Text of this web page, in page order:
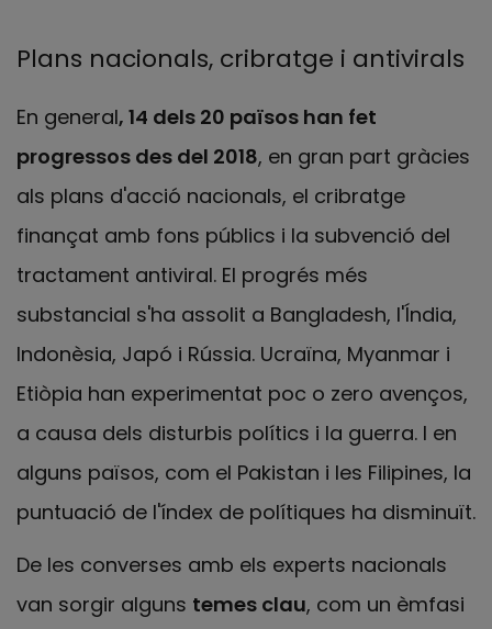
Plans nacionals, cribratge i antivirals
En general, 14 dels 20 països han fet
progressos des del 2018, en gran part gràcies
als plans d'acció nacionals, el cribratge
finançat amb fons públics i la subvenció del
tractament antiviral. El progrés més
substancial s'ha assolit a Bangladesh, l'Índia,
Indonèsia, Japó i Rússia. Ucraïna, Myanmar i
Etiòpia han experimentat poc o zero avenços,
a causa dels disturbis polítics i la guerra. I en
alguns països, com el Pakistan i les Filipines, la
puntuació de l'índex de polítiques ha disminuït.
De les converses amb els experts nacionals
van sorgir alguns temes clau, com un èmfasi